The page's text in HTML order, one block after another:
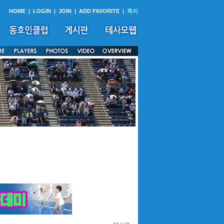
HOME | LOGIN | JOIN | ADD FAVORITE | 쪽지